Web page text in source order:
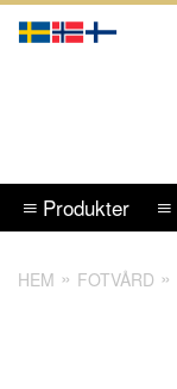
Produkter
HEM FOTVÅRD